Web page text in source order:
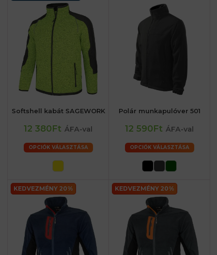
Softshell kabát SAGEWORK
12 380Ft ÁFA-val
OPCIÓK VÁLASZTÁSA
Polár munkapulóver 501
12 590Ft ÁFA-val
OPCIÓK VÁLASZTÁSA
KEDVEZMÉNY 20% KEDVEZMÉNY 20%